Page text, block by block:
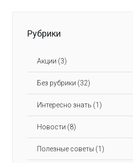
Рубрики
Акции (3)
Без рубрики (32)
Интересно знать (1)
Новости (8)
Полезные советы (1)